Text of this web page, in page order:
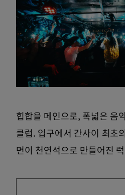
힙합을 메인으로, 폭넓은 음
클럽. 입구에서 간사이 최초
면이 천연석으로 만들어진